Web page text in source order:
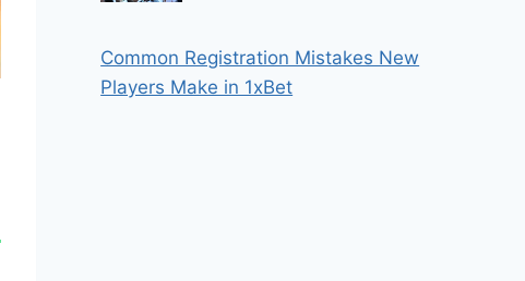
Common Registration Mistakes New
Players Make in 1xBet